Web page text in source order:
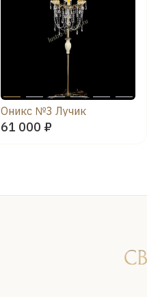
Оникс №3 Лучик
61 000 ₽